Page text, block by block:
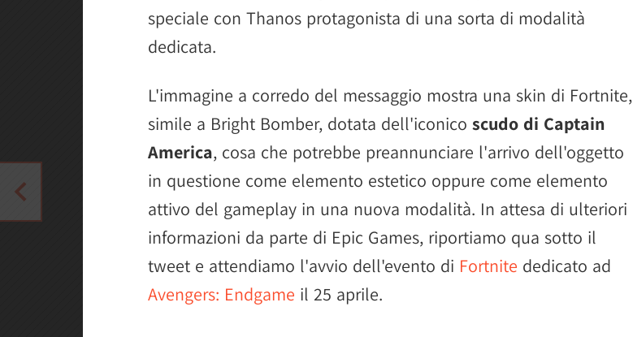
speciale con Thanos protagonista di una sorta di modalità
dedicata.
L'immagine a corredo del messaggio mostra una skin di Fortnite,
simile a Bright Bomber, dotata dell'iconico scudo di Captain
America, cosa che potrebbe preannunciare l'arrivo dell'oggetto
in questione come elemento estetico oppure come elemento
attivo del gameplay in una nuova modalità. In attesa di ulteriori
informazioni da parte di Epic Games, riportiamo qua sotto il
tweet e attendiamo l'avvio dell'evento di Fortnite dedicato ad
Avengers: Endgame il 25 aprile.